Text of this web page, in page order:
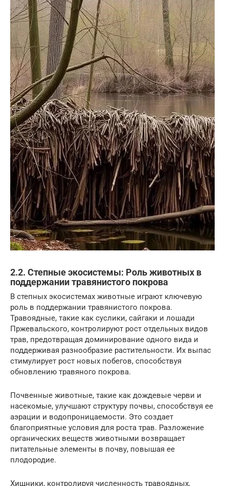
2.2. Степные экосистемы: Роль животных в
поддержании травянистого покрова
В степных экосистемах животные играют ключевую
роль в поддержании травянистого покрова.
Травоядные, такие как суслики, сайгаки и лошади
Пржевальского, контролируют рост отдельных видов
трав, предотвращая доминирование одного вида и
поддерживая разнообразие растительности. Их выпас
стимулирует рост новых побегов, способствуя
обновлению травяного покрова.
Почвенные животные, такие как дождевые черви и
насекомые, улучшают структуру почвы, способствуя ее
аэрации и водопроницаемости. Это создает
благоприятные условия для роста трав. Разложение
органических веществ животными возвращает
питательные элементы в почву, повышая ее
плодородие.
Хищники, контролируя численность травоядных,